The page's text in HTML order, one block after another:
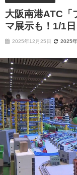
大阪南港ATC「
マ展示も！1/1日
2025年12月25日 2025